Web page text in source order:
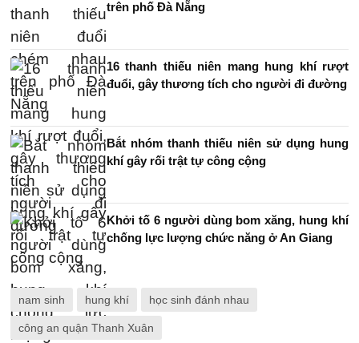
trên phố Đà Nẵng
16 thanh thiếu niên mang hung khí rượt
đuổi, gây thương tích cho người đi đường
Bắt nhóm thanh thiếu niên sử dụng hung
khí gây rối trật tự công cộng
Khởi tố 6 người dùng bom xăng, hung khí
chống lực lượng chức năng ở An Giang
nam sinh hung khí học sinh đánh nhau
công an quận Thanh Xuân